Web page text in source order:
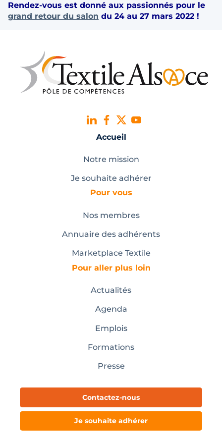
Rendez-vous est donné aux passionnés pour le
grand retour du salon du 24 au 27 mars 2022 !
Accueil
Notre mission
Je souhaite adhérer
Pour vous
Nos membres
Annuaire des adhérents
Marketplace Textile
Pour aller plus loin
Actualités
Agenda
Emplois
Formations
Presse
Contactez-nous
Je souhaite adhérer